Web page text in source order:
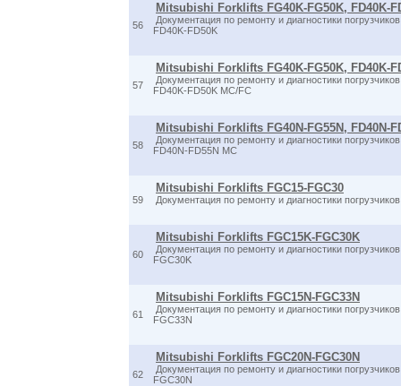
56
Mitsubishi Forklifts FG40K-FG50K, FD40K-
Документация по ремонту и диагностики
FD40K-FD50K
57
Mitsubishi Forklifts FG40K-FG50K, FD40K-
Документация по ремонту и диагностики
FD40K-FD50K MC/FC
58
Mitsubishi Forklifts FG40N-FG55N, FD40N-
Документация по ремонту и диагностики
FD40N-FD55N MC
59
Mitsubishi Forklifts FGC15-FGC30
Документация по ремонту и диагностики
60
Mitsubishi Forklifts FGC15K-FGC30K
Документация по ремонту и диагностики
FGC30K
61
Mitsubishi Forklifts FGC15N-FGC33N
Документация по ремонту и диагностики
FGC33N
62
Mitsubishi Forklifts FGC20N-FGC30N
Документация по ремонту и диагностики
FGC30N